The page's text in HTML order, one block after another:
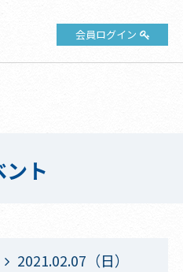
会員ログイン
ント
2021.02.07（日）